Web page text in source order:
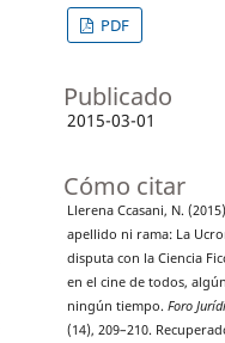
PDF
Publicado
2015-03-01
Cómo citar
Llerena Ccasani, N.
apellido ni rama: La
disputa con la Ciencia
en el cine de todos,
ningún tiempo. Foro
(14), 209–210.